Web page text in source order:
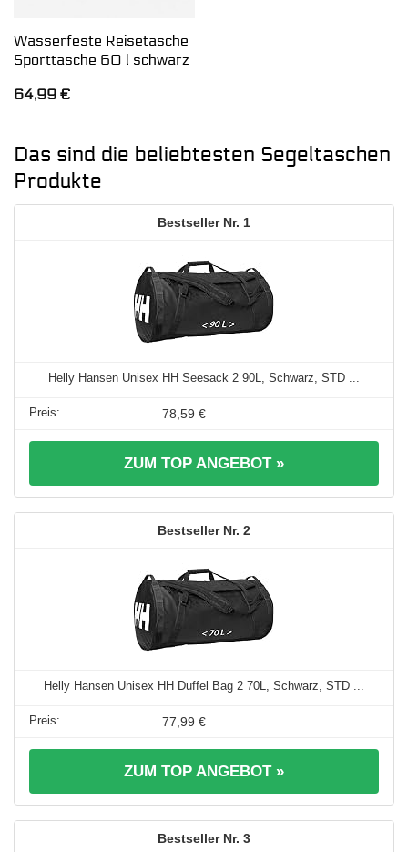
Wasserfeste Reisetasche
Sporttasche 60 l schwarz
64,99 €
Das sind die beliebtesten Segeltaschen
Produkte
1
Helly Hansen Unisex HH Seesack 2 90L, Schwarz, STD ...
78,59 €
ZUM TOP ANGEBOT »
2
Helly Hansen Unisex HH Duffel Bag 2 70L, Schwarz, STD ...
77,99 €
ZUM TOP ANGEBOT »
3